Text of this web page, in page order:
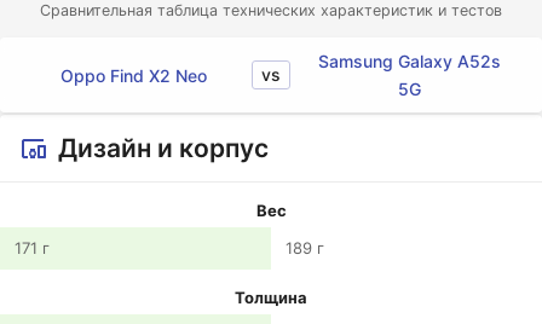
Сравнительная таблица технических характеристик и тестов
Oppo Find X2 Neo vs
Samsung Galaxy A52s
5G
Дизайн и корпус
Вес
171 г
189 г
Толщина